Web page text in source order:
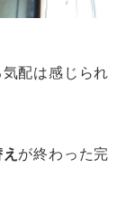
配は感じられ
が終わった完